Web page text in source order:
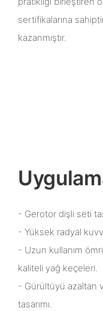
sertifikalarına
kazanmıştır.
- Gerotor dişli seti
- Yüksek radyal
- Uzun kullanım
kaliteli yağ keçeleri.
- Gürültüyü azaltan
tasarımı.